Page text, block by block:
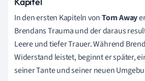
In den ersten Kapiteln vonTorn Away
Brendans Trauma und der daraus
Leere und tiefer Trauer. Während
Widerstand leistet, beginnt er später,
seiner Tante und seiner neuen